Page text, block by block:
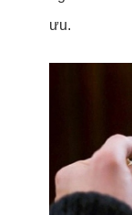
ưu.